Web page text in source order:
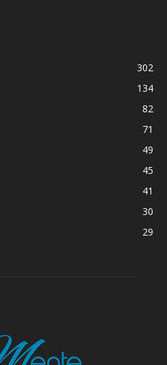
302
134
82
71
49
45
41
30
29